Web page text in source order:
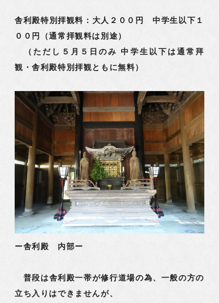
舎利殿特別拝観料：大人２００円 中学生以下１
００円（通常拝観料は別途）
（ただし５月５日のみ 中学生以下は通常拜
観・舎利殿特別拝観ともに無料）
ー舎利殿 内部ー
普段は舎利殿一帯が修行道場の為、一般の方の
立ち入りはできませんが、